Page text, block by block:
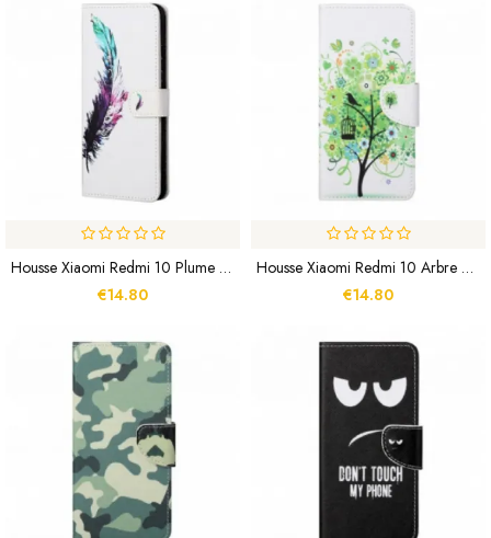
Housse Xiaomi Redmi 10 Plume À Lanière
€14.80
Housse Xiaomi Redmi 10 Arbre Vert
€14.80